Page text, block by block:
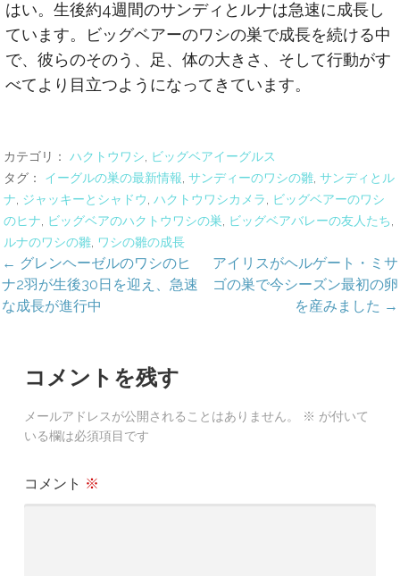
はい。生後約4週間のサンディとルナは急速に成長し
ています。ビッグベアーのワシの巣で成長を続ける中
で、彼らのそのう、足、体の大きさ、そして行動がす
べてより目立つようになってきています。
カテゴリ： ハクトウワシ
ビッグベアイーグルス
タグ： イーグルの巣の最新情報 サンディーのワシの雛 サンディとル
ナ ジャッキーとシャドウ ハクトウワシカメラ
ビッグベアーのワシ
のヒナ
ビッグベアのハクトウワシの巣 ビッグベアバレーの友人たち
ルナのワシの雛 ワシの雛の成長
← グレンヘーゼルのワシのヒ
ナ2羽が生後30日を迎え、急速
な成長が進行中
アイリスがヘルゲート・ミサ
ゴの巣で今シーズン最初の卵
を産みました →
コメントを残す
メールアドレスが公開されることはありません。 ※ が付いて
いる欄は必須項目です
コメント ※